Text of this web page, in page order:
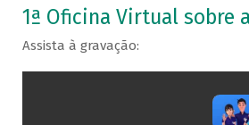
1ª Oficina Virtual sobre
Assista à gravação: